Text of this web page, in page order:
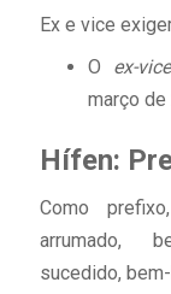
Ex e vice
O ex-
março de
Hífen:
Como
arrumado,
sucedido,